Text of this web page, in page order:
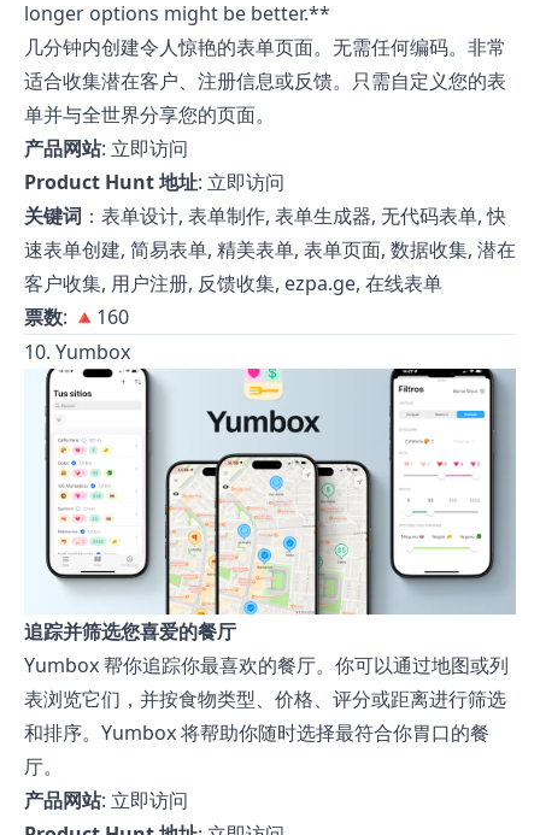
longer options might be better.**
几分钟内创建令人惊艳的表单页面。无需任何编码。非常
适合收集潜在客户、注册信息或反馈。只需自定义您的表
单并与全世界分享您的页面。
产品网站: 立即访问
Product Hunt 地址: 立即访问
关键词 ：表单设计, 表单制作, 表单生成器, 无代码表单, 快
速表单创建, 简易表单, 精美表单, 表单页面, 数据收集, 潜在
客户收集, 用户注册, 反馈收集, ezpa.ge, 在线表单
票数: 🔺160
10. Yumbox
追踪并筛选您喜爱的餐厅
Yumbox 帮你追踪你最喜欢的餐厅。你可以通过地图或列
表浏览它们，并按食物类型、价格、评分或距离进行筛选
和排序。Yumbox 将帮助你随时选择最符合你胃口的餐
厅。
产品网站: 立即访问